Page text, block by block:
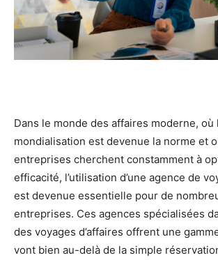
Dans le monde des affaires moderne, où
mondialisation est devenue la norme et
entreprises cherchent constamment à
efficacité, l’utilisation d’une agence de
est devenue essentielle pour de
entreprises. Ces agences spécialisées
des voyages d’affaires offrent une
vont bien au-delà de la simple